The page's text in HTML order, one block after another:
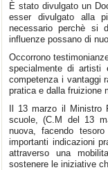
È stato divulgato un
esser divulgato alla
necessario perchè si
influenze possano di
Occorrono
specialmente di artisti
competenza i vantaggi
pratica e dalla fruizione
Il 13 marzo il Ministro
scuole, (C.M del 13
nuova, facendo
importanti indicazioni
attraverso una
sostenere le iniziative